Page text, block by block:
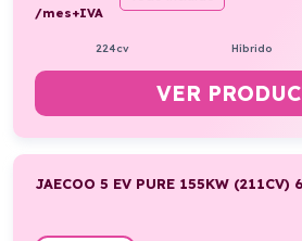
/mes+IVA
224cv Híbrido
VER
JAECOO 5 EV PURE 155KW (211CV)